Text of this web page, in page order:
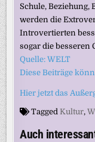
Schule, Beziehung,
werden die
Introvertierten
sogar die besseren
Quelle: WELT
Diese Beiträge
Hier jetzt das
Tagged Kultur,
Auch